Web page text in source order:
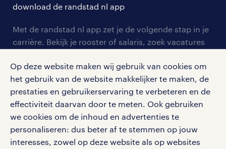
Op deze website maken wij gebruik van cookies om
het gebruik van de website makkelijker te maken, de
prestaties en gebruikerservaring te verbeteren en de
effectiviteit daarvan door te meten. Ook gebruiken
we cookies om de inhoud en advertenties te
personaliseren: dus beter af te stemmen op jouw
interesses, zowel op deze website als op websites
tarieven
personeel gezocht
aanmelden nieuwsbrief
blogs en artikelen
salarischecker
bruto-netto calculator
onze vestigingen
klachten en misstanden
download de randstad nl app
Met de randstad nl app zet je de volgende stap in je
carrière. Bekijk je rooster of salaris, zoek vacatures
Eenvoudig, snel en overal.
apple app store
google play store